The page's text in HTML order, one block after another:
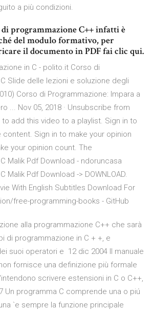
a più condizioni.
programmazione C++ infatti è
del modulo formativo, per
il documento in PDF fai clic qui.
in C - polito.it Corso di
Slide delle lezioni e soluzione degli
Corso di Programmazione: Impara a
... Nov 05, 2018 · Unsubscribe from
to add this video to a playlist. Sign in to
Sign in to make your opinion
your opinion count. The
Malik Pdf Download - ndoruncasa
Malik Pdf Download -> DOWNLOAD.
With English Subtitles Download For
free-programming-books - GitHub
alla programmazione C++ che sarà
di programmazione in C + +, e
suoi operatori e 12 dic 2004 Il manuale
fornisce una definizione più formale
scrivere estensioni in C o C++,
Un programma C comprende una o piú
`e sempre la funzione principale